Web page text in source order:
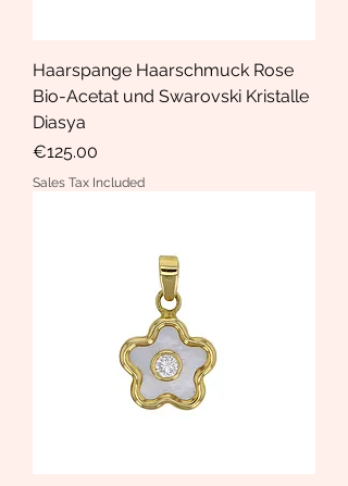
Haarspange Haarschmuck Rose
Bio-Acetat und Swarovski Kristalle
Diasya
Price
€125.00
Sales Tax Included